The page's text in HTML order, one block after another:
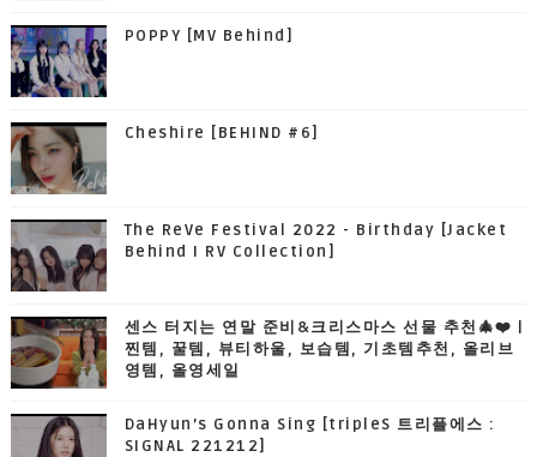
POPPY [MV Behind]
Cheshire [BEHIND #6]
The ReVe Festival 2022 - Birthday [Jacket
Behind I RV Collection]
센스 터지는 연말 준비&크리스마스 선물 추천🎄❤️ |
찐템, 꿀템, 뷰티하울, 보습템, 기초템추천, 올리브
영템, 올영세일
DaHyun’s Gonna Sing [tripleS 트리플에스 :
SIGNAL 221212]